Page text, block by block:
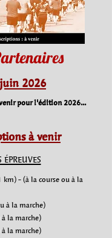
2026
pour l'édition 2026...
à venir
ÉPREUVES
-​ (à la course ou à la
à la marche)
la marche)
la marche)